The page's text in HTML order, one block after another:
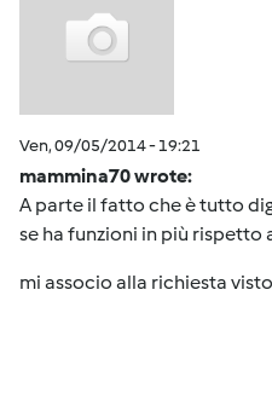
Ven, 09/05/2014 - 19:21
mammina70 wrote:
A parte il fatto che è tutto
se ha funzioni in più rispetto
mi associo alla richiesta